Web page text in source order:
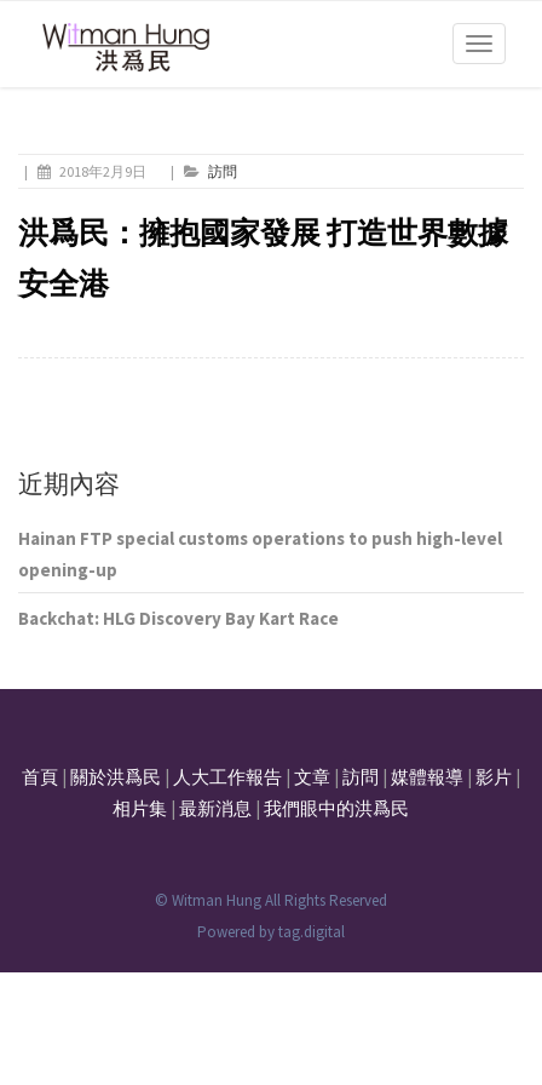
Toggle
| 2018年2月9日 | 訪問
洪爲民：擁抱國家發展 打造世界數據
安全港
近期內容
Hainan FTP special customs operations to push high-level
opening-up
Backchat: HLG Discovery Bay Kart Race
首頁 關於洪爲民 人大工作報告 文章 訪問 媒體報導 影片
相片集| 最新消息 我們眼中的洪爲民
© Witman Hung All Rights Reserved
Powered bytag.digital